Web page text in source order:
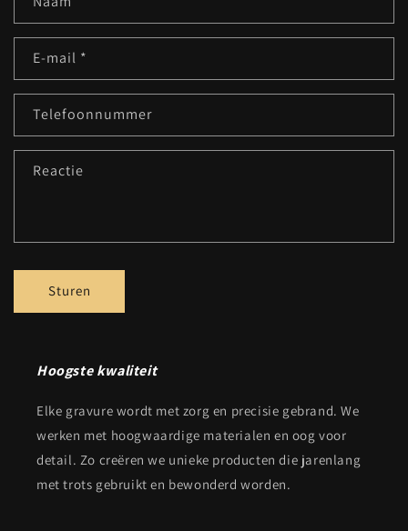
n
a
t
f
l
E‑mail *
Telefoonnummer
Reactie
Sturen
Hoogste kwaliteit
Elke gravure wordt met zorg en precisie gebrand. We
werken met hoogwaardige materialen en oog voor
detail. Zo creëren we unieke producten die jarenlang
met trots gebruikt en bewonderd worden.